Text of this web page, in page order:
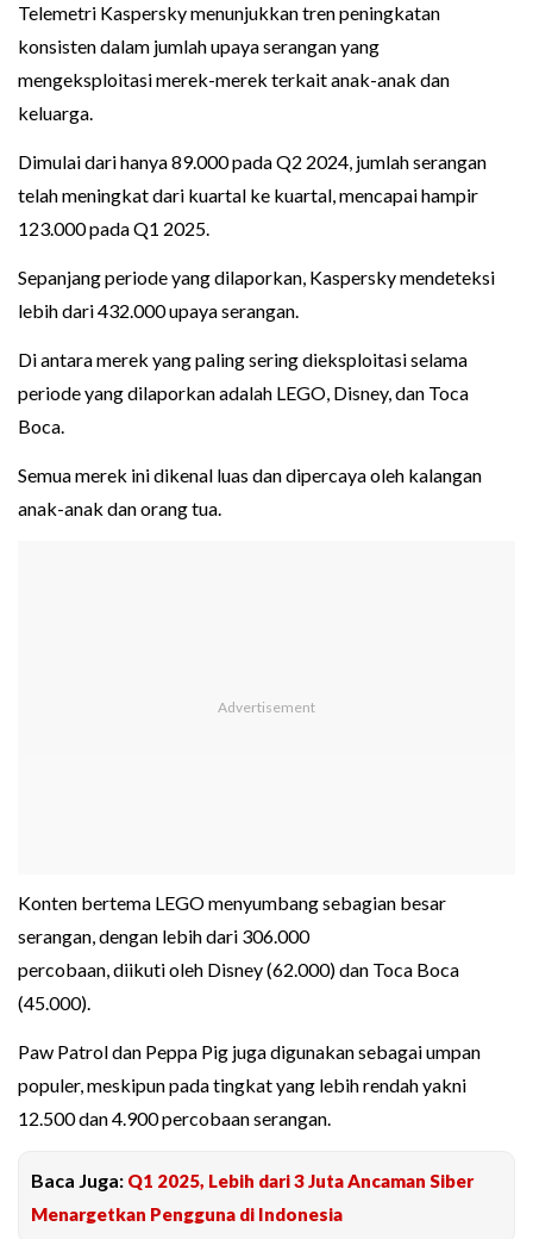
Telemetri Kaspersky menunjukkan tren peningkatan
konsisten dalam jumlah upaya serangan yang
mengeksploitasi merek-merek terkait anak-anak dan
keluarga.
Dimulai dari hanya 89.000 pada Q2 2024, jumlah serangan
telah meningkat dari kuartal ke kuartal, mencapai hampir
123.000 pada Q1 2025.
Sepanjang periode yang dilaporkan, Kaspersky mendeteksi
lebih dari 432.000 upaya serangan.
Di antara merek yang paling sering dieksploitasi selama
periode yang dilaporkan adalah LEGO, Disney, dan Toca
Boca.
Semua merek ini dikenal luas dan dipercaya oleh kalangan
anak-anak dan orang tua.
Konten bertema LEGO menyumbang sebagian besar
serangan, dengan lebih dari 306.000
percobaan, diikuti oleh Disney (62.000) dan Toca Boca
(45.000).
Paw Patrol dan Peppa Pig juga digunakan sebagai umpan
populer, meskipun pada tingkat yang lebih rendah yakni
12.500 dan 4.900 percobaan serangan.
Baca Juga: Q1 2025, Lebih dari 3 Juta Ancaman Siber
Menargetkan Pengguna di Indonesia